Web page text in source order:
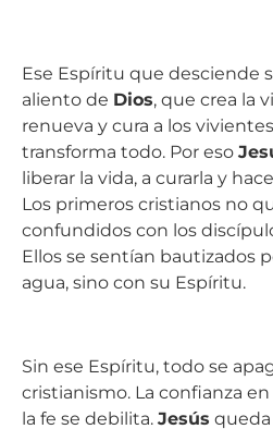
Ese Espíritu que desciende
aliento de Dios , que crea la
renueva y cura a los
transforma todo. Por eso
liberar la vida, a curarla y
Los primeros cristianos no
confundidos con los
Ellos se sentían bautizados
agua, sino con su Espíritu.
Sin ese Espíritu, todo se
cristianismo. La confianza en
la fe se debilita. Jesús